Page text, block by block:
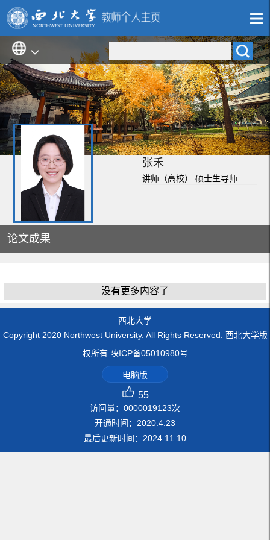
张禾
讲师（高校） 硕士生导师
论文成果
没有更多内容了
西北大学
Copyright 2020 Northwest University. All Rights Reserved. 西北大学版
权所有 陕ICP备05010980号
电脑版
55
访问量： 0000019123次
开通时间： 2020 4 23
最后更新时间： 2024 11 10